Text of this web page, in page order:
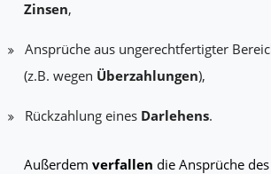
Zinsen,
Ansprüche aus ungerechtfertigter
(z.B. wegen Überzahlungen),
Rückzahlung eines Darlehens.
Außerdem verfallen die Ansprüche